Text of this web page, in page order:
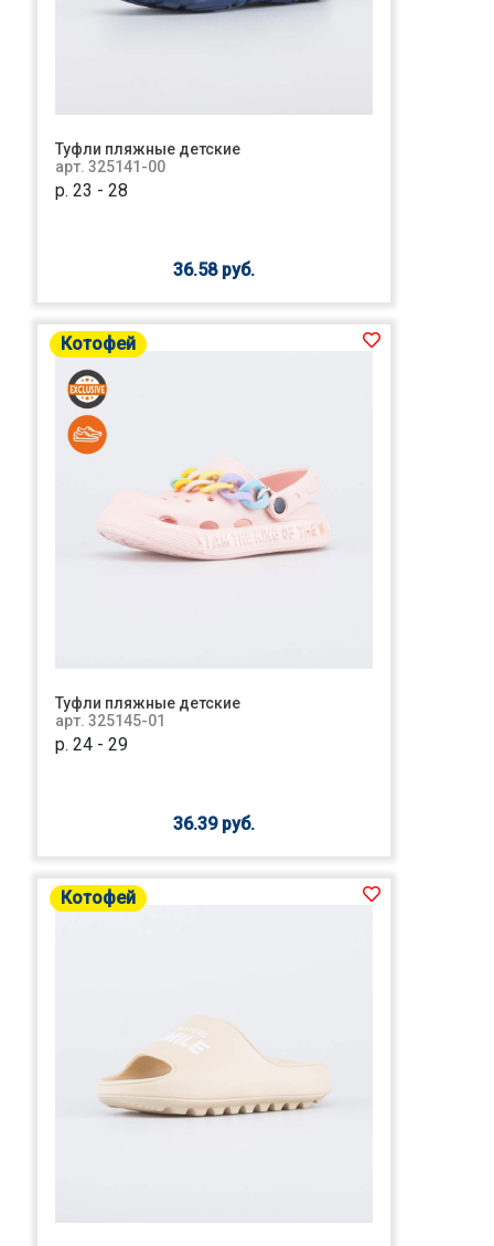
Туфли пляжные детские
арт. 325141-00
р. 23 - 28
36.58 руб.
Котофей
Туфли пляжные детские
арт. 325145-01
р. 24 - 29
36.39 руб.
Котофей